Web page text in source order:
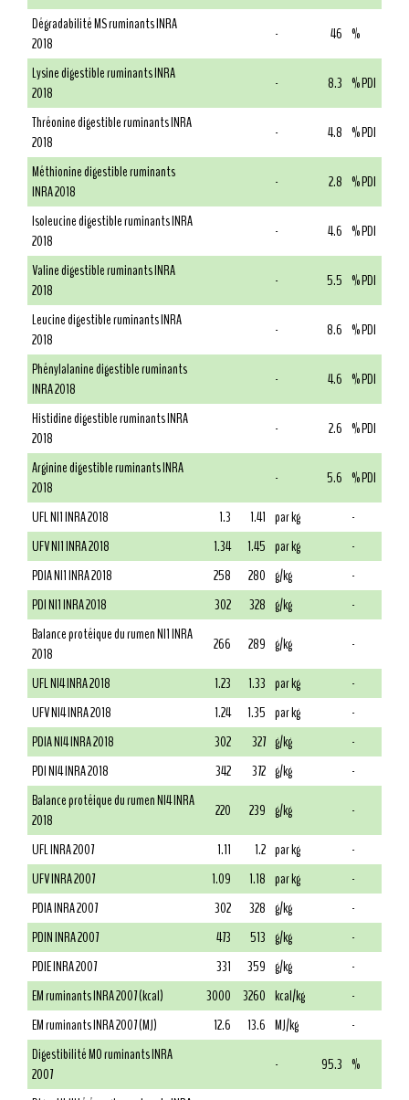
Dégradabilité MS ruminants INRA
2018
- 46 %
Lysine digestible ruminants INRA
2018
- 8.3 % PDI
Thréonine digestible ruminants INRA
2018
- 4.8 % PDI
Méthionine digestible ruminants
INRA 2018
- 2.8 % PDI
Isoleucine digestible ruminants INRA
2018
- 4.6 % PDI
Valine digestible ruminants INRA
2018
- 5.5 % PDI
Leucine digestible ruminants INRA
2018
- 8.6 % PDI
Phénylalanine digestible ruminants
INRA 2018
- 4.6 % PDI
Histidine digestible ruminants INRA
2018
- 2.6 % PDI
Arginine digestible ruminants INRA
2018
- 5.6 % PDI
UFL NI1 INRA 2018
1.3 1.41 par kg
-
UFV NI1 INRA 2018
1.34 1.45 par kg
-
PDIA NI1 INRA 2018
258 280 g/kg
-
PDI NI1 INRA 2018
302 328 g/kg
-
Balance protéique du rumen NI1 INRA
2018
266 289 g/kg
-
UFL NI4 INRA 2018
1.23 1.33 par kg
-
UFV NI4 INRA 2018
1.24 1.35 par kg
-
PDIA NI4 INRA 2018
302 327 g/kg
-
PDI NI4 INRA 2018
342 372 g/kg
-
Balance protéique du rumen NI4 INRA
2018
220 239 g/kg
-
UFL INRA 2007
1.11 1.2 par kg
-
UFV INRA 2007
1.09 1.18 par kg
-
PDIA INRA 2007
302 328 g/kg
-
PDIN INRA 2007
473 513 g/kg
-
PDIE INRA 2007
331 359 g/kg
-
EM ruminants INRA 2007 (kcal)
3000 3260 kcal/kg
-
EM ruminants INRA 2007 (MJ)
12.6 13.6 MJ/kg
-
Digestibilité MO ruminants INRA
2007
- 95.3 %